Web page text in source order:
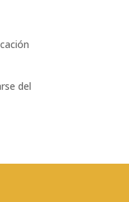
del